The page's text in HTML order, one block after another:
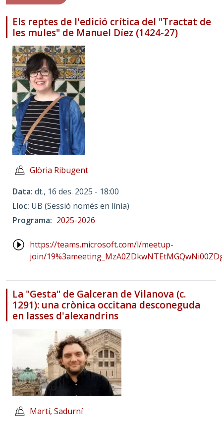
Els reptes de l'edició crítica del "Tractat de
les mules" de Manuel Díez (1424-27)
Glòria Ribugent
Data dt., 16 des. 2025 - 18:00
Lloc UB (Sessió només en línia)
Programa
2025-2026
https://teams.microsoft.com/l/meetup-
join/
La "Gesta" de Galceran de Vilanova (c.
1291): una crònica occitana desconeguda
en lasses d'alexandrins
Martí, Sadurní